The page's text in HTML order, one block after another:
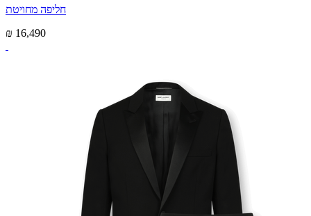
חליפה מחויטת
₪ 16,490